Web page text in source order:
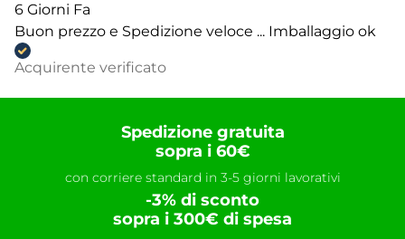
6 Giorni Fa
Buon prezzo e Spedizione veloce ... Imballaggio ok
Acquirente verificato
Spedizione gratuita
sopra i 60€
con corriere standard in 3-5 giorni lavorativi
-3% di sconto
sopra i 300€ di spesa